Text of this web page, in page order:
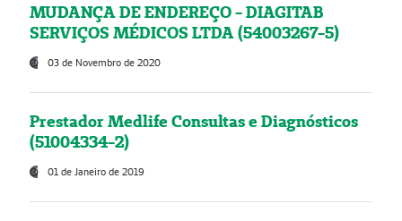
MUDANÇA DE ENDEREÇO - DIAGITAB
SERVIÇOS MÉDICOS LTDA (54003267-5)
03 de Novembro de 2020
Prestador Medlife Consultas e Diagnósticos
(51004334-2)
01 de Janeiro de 2019